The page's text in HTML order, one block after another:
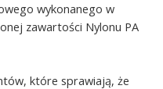
wykonanego w
zawartości Nylonu PA
które sprawiają, że